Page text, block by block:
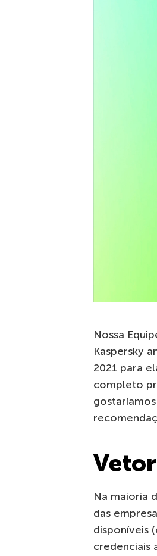
Nossa
Kaspersky
2021 para
completo
Na maioria
das
disponíveis
credenciais